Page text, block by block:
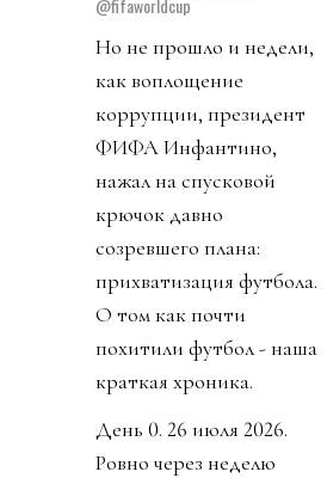
@fifaworldcup
Но не прошло и недели,
как воплощение
коррупции, президент
ФИФА Инфантино,
нажал на спусковой
крючок давно
созревшего плана:
прихватизация футбола.
О том как почти
похитили футбол - наша
краткая хроника.
День 0. 26 июля 2026.
Ровно через неделю